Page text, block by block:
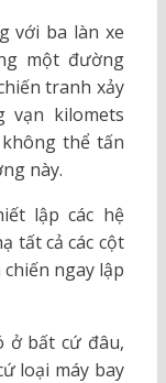
với ba làn xe
một đường
tranh xảy
vạn kilomets
thể tấn
này.
lập các hệ
tất cả các cột
ngay lập
ở bất cứ đâu,
loại máy bay